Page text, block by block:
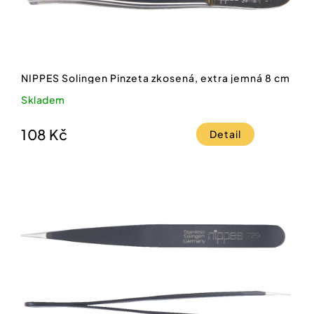
NIPPES Solingen Pinzeta zkosená, extra jemná 8 cm
Skladem
108 Kč Detail